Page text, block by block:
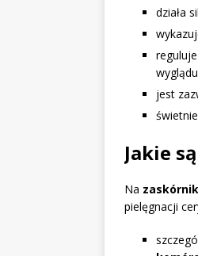
działa
jest
Jakie
Na
pielęgnacji